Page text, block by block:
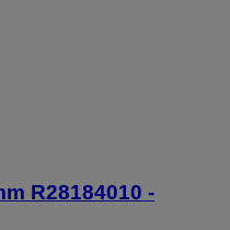
R28184010 -